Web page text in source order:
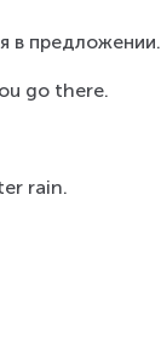
в предложении.
go there.
rain.